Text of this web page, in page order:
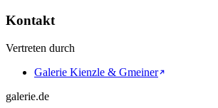
Kontakt
Vertreten durch
Galerie Kienzle & Gmeiner
galerie.de